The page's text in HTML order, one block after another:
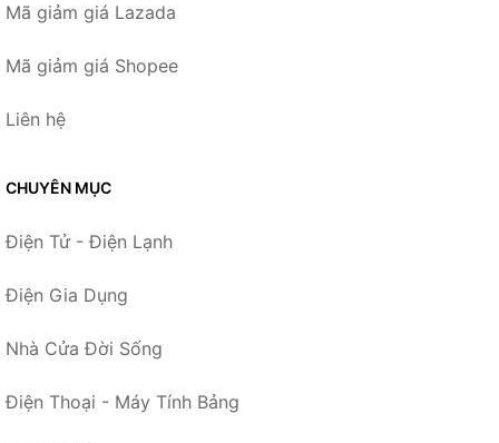
Mã giảm giá Lazada
Mã giảm giá Shopee
Liên hệ
CHUYÊN MỤC
Điện Tử - Điện Lạnh
Điện Gia Dụng
Nhà Cửa Đời Sống
Điện Thoại - Máy Tính Bảng